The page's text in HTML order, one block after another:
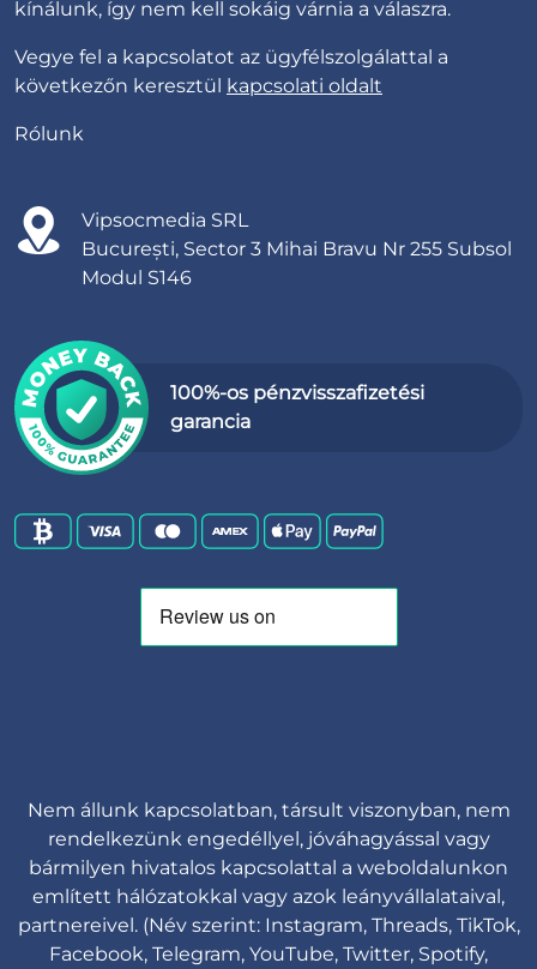
kínálunk, így nem kell sokáig várnia a válaszra.
Vegye fel a kapcsolatot az ügyfélszolgálattal a
következőn keresztül kapcsolati oldalt
Rólunk
Vipsocmedia SRL
București, Sector 3 Mihai Bravu Nr 255 Subsol
Modul S146
100%-os pénzvisszafizetési
garancia
Nem állunk kapcsolatban, társult viszonyban, nem
rendelkezünk engedéllyel, jóváhagyással vagy
bármilyen hivatalos kapcsolattal a weboldalunkon
említett hálózatokkal vagy azok leányvállalataival,
partnereivel. (Név szerint: Instagram, Threads, TikTok,
Facebook, Telegram, YouTube, Twitter, Spotify,